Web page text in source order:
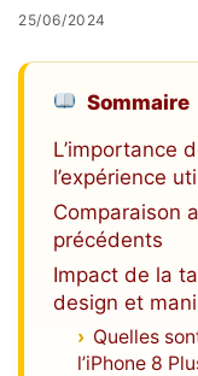
25/06/2024
Sommaire
L’importance
l’expérience
Comparaison
précédents
Impact de la
design et
Quelles
l’iPhone 8